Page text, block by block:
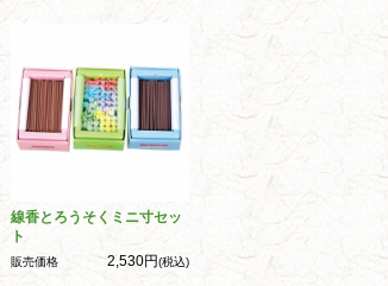
線香とろうそくミニ寸セッ
ト
販売価格 2,530円(税込)